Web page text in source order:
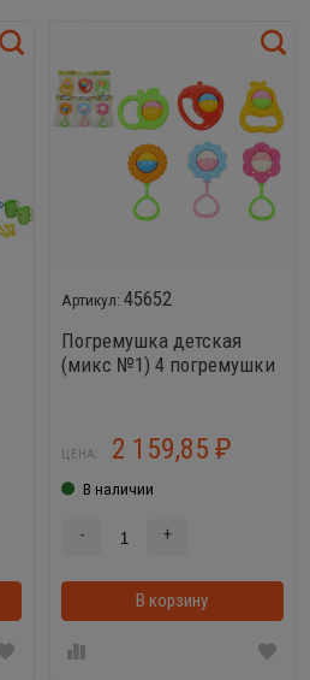
В корзинке
45652
Погремушка детская
(микс №1) 4 погремушки
Василёк, 4 погремушки
Яблоко, 4 погремушки
Груша, 4 погремушки
ЦЕНА: 2 159,85 ₽
В наличии
- +
В корзину